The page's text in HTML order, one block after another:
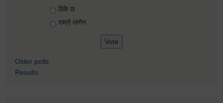
ठिकै छ
राम्रो लागेन
Older polls
Results